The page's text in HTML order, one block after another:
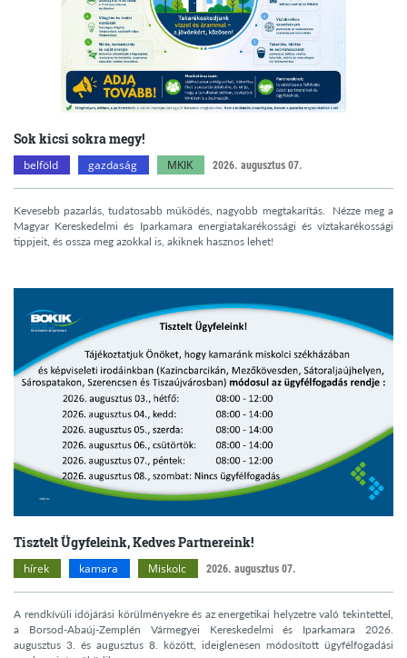
Sok kicsi sokra megy!
belföld gazdaság MKIK 2026. augusztus 07.
Kevesebb pazarlás, tudatosabb működés, nagyobb megtakarítás. Nézze meg a
Magyar Kereskedelmi és Iparkamara energiatakarékossági és víztakarékossági
tippjeit, és ossza meg azokkal is, akiknek hasznos lehet!
Tisztelt Ügyfeleink, Kedves Partnereink!
hírek kamara Miskolc 2026. augusztus 07.
A rendkívüli időjárási körülményekre és az energetikai helyzetre való tekintettel,
a Borsod-Abaúj-Zemplén Vármegyei Kereskedelmi és Iparkamara 2026.
augusztus 3. és augusztus 8. között, ideiglenesen módosított ügyfélfogadási